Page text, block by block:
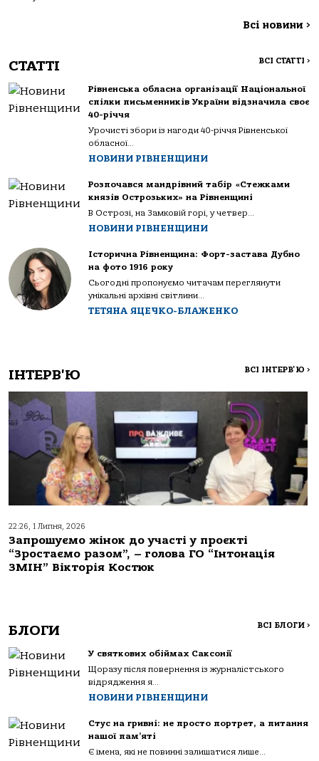
Всі новини >
СТАТТІ ВСІ СТАТТІ >
Рівненська обласна організації Національної
спілки письменників України відзначила своє
40-річчя
Урочисті збори із нагоди 40-річчя Рівненської
обласної...
НОВИНИ РІВНЕНЩИНИ
Розпочався мандрівний табір «Стежками
князів Острозьких» на Рівненщині
В Острозі, на Замковій горі, у четвер...
НОВИНИ РІВНЕНЩИНИ
Історична Рівненщина: Форт-застава Дубно
на фото 1916 року
Сьогодні пропонуємо читачам переглянути
унікальні архівні світлини...
ТЕТЯНА ЯЦЕЧКО-БЛАЖЕНКО
ІНТЕРВ'Ю ВСІ ІНТЕРВ'Ю >
22:26, 1 Липня, 2026
Запрошуємо жінок до участі у проєкті
“Зростаємо разом”, – голова ГО “Інтонація
ЗМІН” Вікторія Костюк
БЛОГИ ВСІ БЛОГИ >
У святкових обіймах Саксонії
Щоразу після повернення із журналістського
відрядження я...
НОВИНИ РІВНЕНЩИНИ
Стус на гривні: не просто портрет, а питання
нашої пам’яті
Є імена, які не повинні залишатися лише...